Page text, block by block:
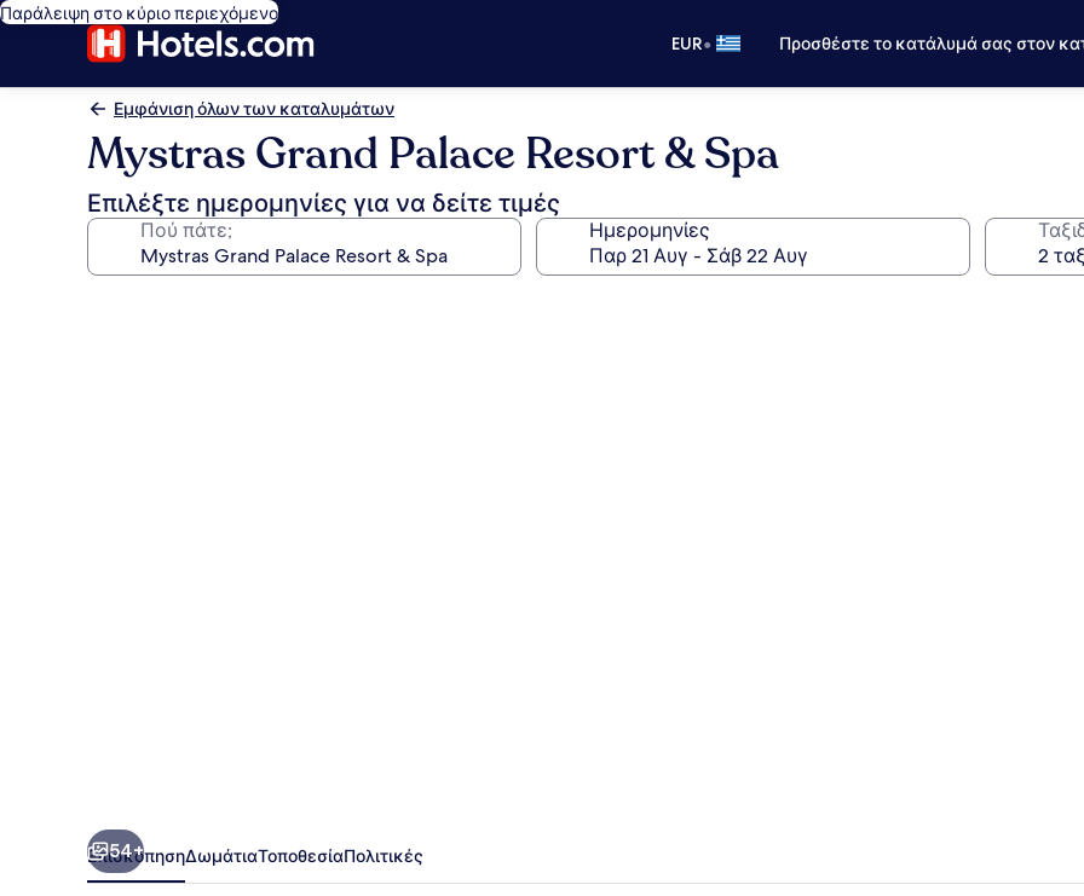
Παράλειψη στο κύριο περιεχόμενο
EUR• Προσθέστε το κατάλυμά σας στον
Εμφάνιση όλων των καταλυμάτων
Mystras Grand Palace Resort & Spa
Επιλέξτε ημερομηνίες για να δείτε τιμές
Πού πάτε; Ημερομηνίες
54+
ΕπισκόπησηΔωμάτιαΤοποθεσίαΠολιτικές